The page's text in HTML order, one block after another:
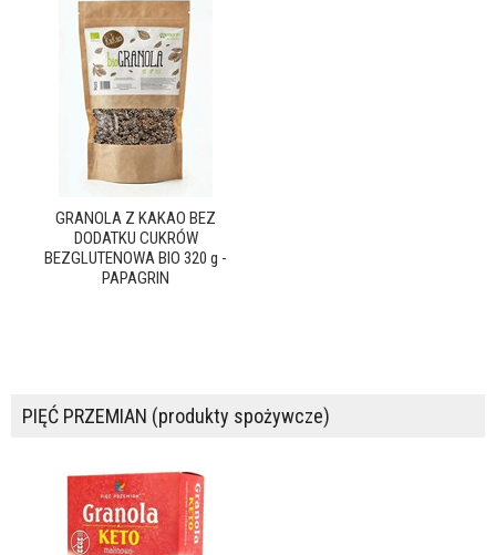
GRANOLA Z KAKAO BEZ
DODATKU CUKRÓW
BEZGLUTENOWA BIO 320 g -
PAPAGRIN
PIĘĆ PRZEMIAN (produkty spożywcze)